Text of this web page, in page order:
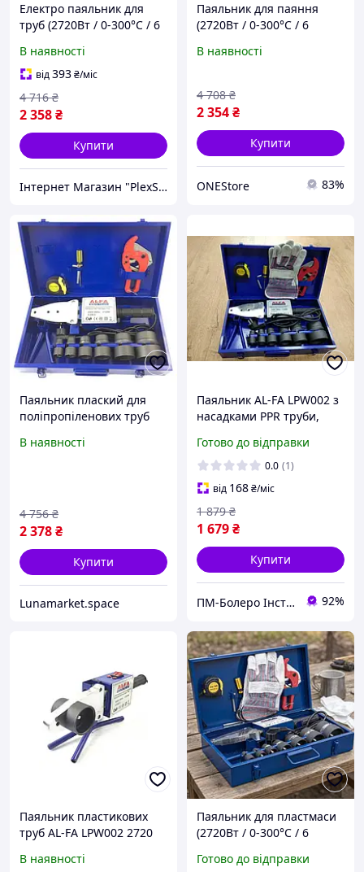
Електро паяльник для
труб (2720Вт / 0-300°C / 6
паяння труб пвх, Праска
для зварювання труб,
CQS
В наявності
від393₴/міс
2 358₴
4 716 ₴
Купити
Інтернет Магазин "PlexStore"
Паяльник для паяння
(2720Вт / 0-300°C / 6
труб, Інструмент для
В наявності
2 354₴
4 708 ₴
Купити
ONEStore 83%
Паяльник плаский для
поліпропіленових труб
насадок),
В наявності
2 378₴
4 756 ₴
Купити
Lunamarket.space
Паяльник AL-FA LPW002 з
насадками PPR труби,
Готово до відправки
0.0 (1)
від 168₴/міс
1 679₴
1 879 ₴
Купити
ПМ-Болеро Інструмент 92%
Паяльник пластикових
труб AL-FA LPW002 2720
В наявності
Паяльник для пластмаси
(2720Вт / 0-300°C / 6
зварювання пластикових
Готово до відправки